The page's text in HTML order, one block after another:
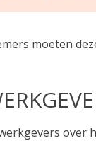
moeten
over